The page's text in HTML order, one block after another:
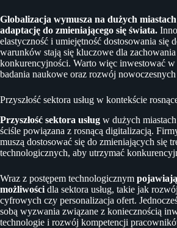
Globalizacja wymusza na dużych
adaptację do zmieniającego się świata.
elastyczność i umiejętność dostosowania się
warunków stają się kluczowe dla zachowania
konkurencyjności. Warto więc inwestować w
badania naukowe oraz rozwój
Przyszłość sektora usług w kontekście
Przyszłość sektora usług w dużych
ściśle powiązana z rosnącą digitalizacją.
muszą dostosować się do zmieniających się
technologicznych, aby utrzymać
Wraz z postępem technologicznym
możliwości dla sektora usług, takie jak
cyfrowych czy personalizacja ofert.
sobą wyzwania związane z koniecznością
technologie i rozwój kompetencji